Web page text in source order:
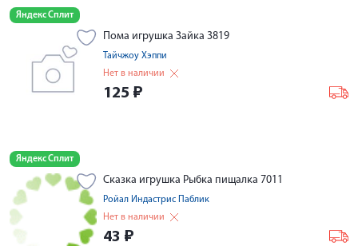
Яндекс Сплит
Пома игрушка Зайка 3819
Тайчжоу Хэппи
Нет в наличии
125 ₽
Яндекс Сплит
Сказка игрушка Рыбка пищалка 7011
Ройал Индастрис Паблик
Нет в наличии
43 ₽